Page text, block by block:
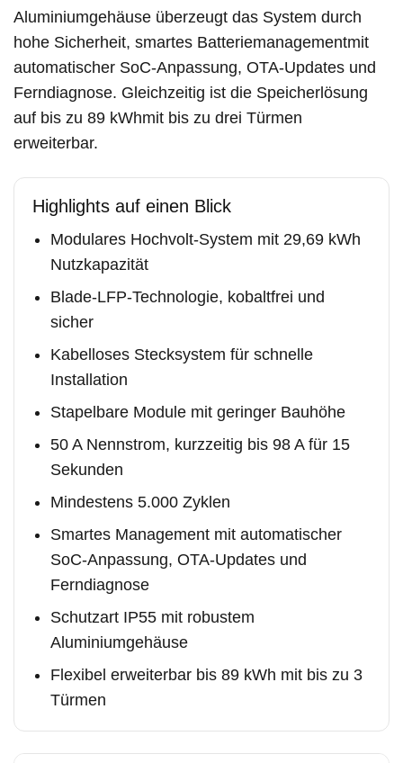
Aluminiumgehäuse überzeugt das System durch
hohe Sicherheit, smartes Batteriemanagementmit
automatischer SoC-Anpassung, OTA-Updates und
Ferndiagnose. Gleichzeitig ist die Speicherlösung
auf bis zu 89 kWhmit bis zu drei Türmen
erweiterbar.
Highlights auf einen Blick
Modulares Hochvolt-System mit 29,69 kWh
Nutzkapazität
Blade-LFP-Technologie, kobaltfrei und
sicher
Kabelloses Stecksystem für schnelle
Installation
Stapelbare Module mit geringer Bauhöhe
50 A Nennstrom, kurzzeitig bis 98 A für 15
Sekunden
Mindestens 5.000 Zyklen
Smartes Management mit automatischer
SoC-Anpassung, OTA-Updates und
Ferndiagnose
Schutzart IP55 mit robustem
Aluminiumgehäuse
Flexibel erweiterbar bis 89 kWh mit bis zu 3
Türmen